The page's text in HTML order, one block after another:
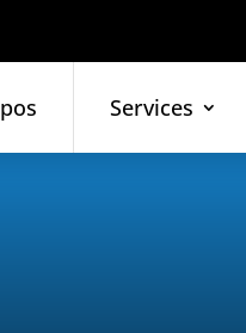
Services